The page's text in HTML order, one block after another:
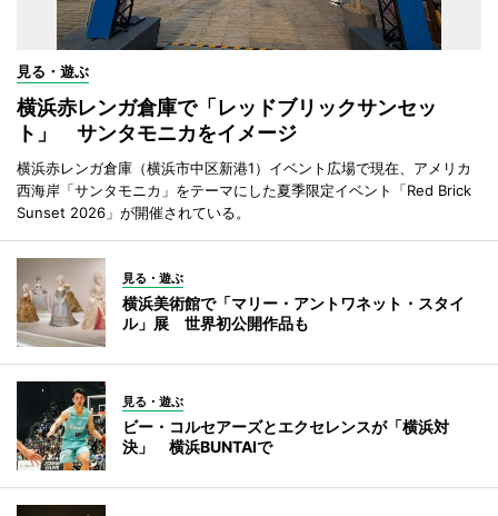
見る・遊ぶ
横浜赤レンガ倉庫で「レッドブリックサンセッ
ト」 サンタモニカをイメージ
横浜赤レンガ倉庫（横浜市中区新港1）イベント広場で現在、アメリカ
西海岸「サンタモニカ」をテーマにした夏季限定イベント「Red Brick
Sunset 2026」が開催されている。
見る・遊ぶ
横浜美術館で「マリー・アントワネット・スタイ
ル」展 世界初公開作品も
見る・遊ぶ
ビー・コルセアーズとエクセレンスが「横浜対
決」 横浜BUNTAIで